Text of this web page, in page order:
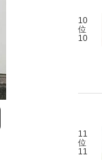
10
位
10
11
位
11